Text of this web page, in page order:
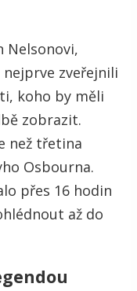
Nelsonovi,
zveřejnili
koho by měli
zobrazit.
než třetina
Osbourna.
přes 16 hodin
až do